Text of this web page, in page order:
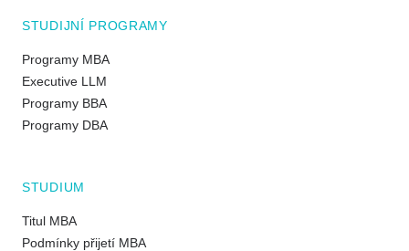
STUDIJNÍ PROGRAMY
Programy MBA
Executive LLM
Programy BBA
Programy DBA
STUDIUM
Titul MBA
Podmínky přijetí MBA